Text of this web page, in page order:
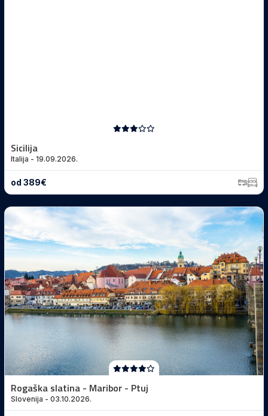
Sicilija
Italija - 19.09.2026.
od 389€
Rogaška slatina - Maribor - Ptuj
Slovenija - 03.10.2026.